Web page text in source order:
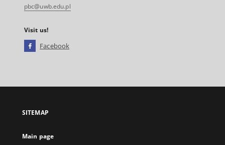
pbc@uwb.edu.pl
Visit us!
Facebook
open
new
SITEMAP
Main page